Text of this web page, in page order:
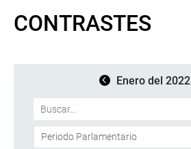
CONTRASTES
Enero del 2022